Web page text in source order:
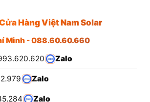
Hàng Việt Nam Solar
Minh - 088.60.60.660
Zalo
Zalo
Zalo